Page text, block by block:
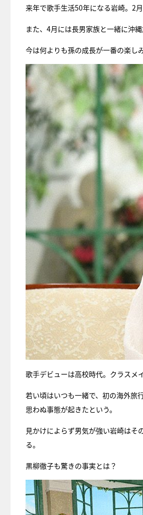
来年で歌手生活50年になる岩崎。2
また、4月には長男家族と一緒に沖
今は何よりも孫の成長が一番の楽し
歌手デビューは高校時代。クラスメ
若い頃はいつも一緒で、初の海外旅
思わぬ事態が起きたという。
見かけによらず男気が強い岩崎はそ
る。
黒柳徹子も驚きの事実とは？